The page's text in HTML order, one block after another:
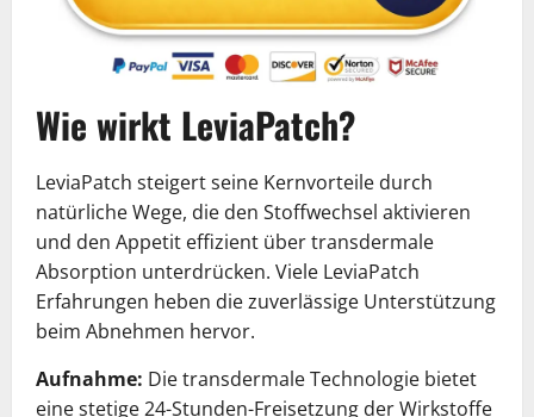
Wie wirkt LeviaPatch?
LeviaPatch steigert seine Kernvorteile durch
natürliche Wege, die den Stoffwechsel aktivieren
und den Appetit effizient über transdermale
Absorption unterdrücken. Viele LeviaPatch
Erfahrungen heben die zuverlässige Unterstützung
beim Abnehmen hervor.
Aufnahme: Die transdermale Technologie bietet
eine stetige 24-Stunden-Freisetzung der Wirkstoffe